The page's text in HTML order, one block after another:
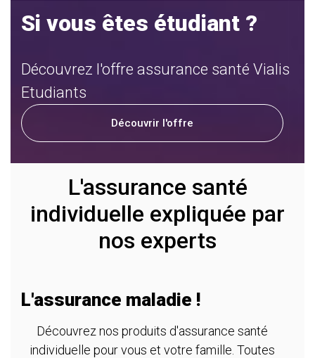
Si vous êtes étudiant ?
Découvrez l'offre assurance santé Vialis
Etudiants
Découvrir l'offre
L'assurance santé
individuelle expliquée par
nos experts
L'assurance maladie !
Découvrez nos produits d'assurance santé
individuelle pour vous et votre famille. Toutes